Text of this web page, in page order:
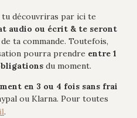
tu découvriras par ici te
audio ou écrit & te seront
ta commande. Toutefois,
pourra prendre entre 1
du moment.
en 3 ou 4 fois sans frai
ou Klarna. Pour toutes
.